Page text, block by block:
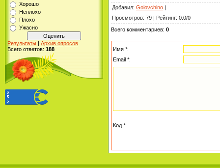
Хорошо
Неплохо
Плохо
Ужасно
Результаты | Архив опросов
Всего ответов: 188
Добавил: Golovchino |
Просмотров: 79 | Рейтинг: 0.0/0
Всего комментариев: 0
Имя *:
Email *:
Код *: